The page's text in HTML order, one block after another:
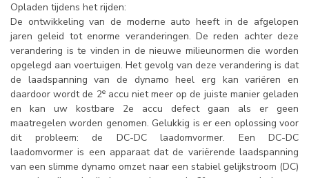
Opladen tijdens het rijden:
De ontwikkeling van de moderne auto heeft in de afgelopen
jaren geleid tot enorme veranderingen. De reden achter deze
verandering is te vinden in de nieuwe milieunormen die worden
opgelegd aan voertuigen. Het gevolg van deze verandering is dat
de laadspanning van de dynamo heel erg kan variëren en
daardoor wordt de 2eaccu niet meer op de juiste manier geladen
en kan uw kostbare 2e accu defect gaan als er geen
maatregelen worden genomen. Gelukkig is er een oplossing voor
dit probleem: de DC-DC laadomvormer. Een DC-DC
laadomvormer is een apparaat dat de variërende laadspanning
van een slimme dynamo omzet naar een stabiel gelijkstroom (DC)